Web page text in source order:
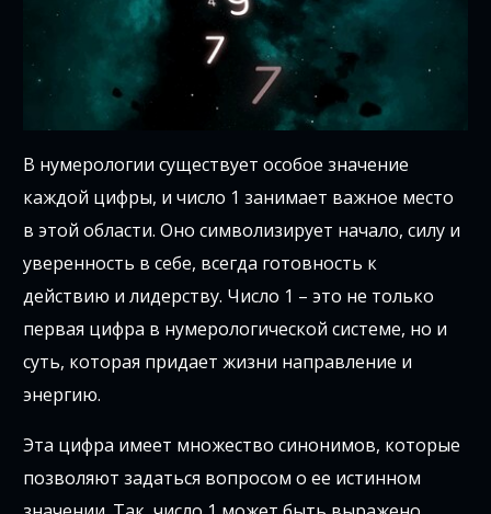
В нумерологии существует особое значение
каждой цифры, и число 1 занимает важное место
в этой области. Оно символизирует начало, силу и
уверенность в себе, всегда готовность к
действию и лидерству. Число 1 – это не только
первая цифра в нумерологической системе, но и
суть, которая придает жизни направление и
энергию.
Эта цифра имеет множество синонимов, которые
позволяют задаться вопросом о ее истинном